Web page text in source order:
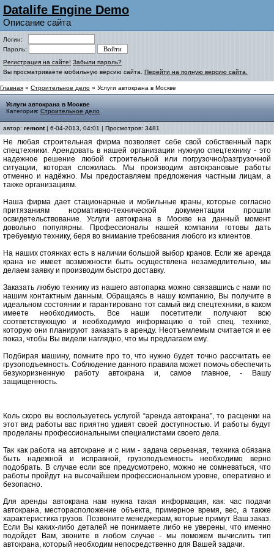
Datalife Engine Demo
Описание сайта
Логин:
Пароль:
Регистрация на сайте! Забыли пароль?
Вы просматриваете мобильную версию сайта. Перейти на полную версию сайта.
Главная » Строительное дело » Услуги автокрана в Москве
Услуги автокрана в Москве
Категория: Строительное дело
автор: remont| 6-04-2013, 04:01 | Просмотров: 3481
Не любая строительная фирма позволяет себе свой собственный парк
спецтехники. Арендовать в нашей организации нужную спецтехнику - это
надежное решение любой строительной или погрузочно/разгрузочной
ситуации, которая сложилась. Мы производим автокрановые работы
отменно и надёжно. Мы предоставляем предложения частным лицам, а
также организациям.
Наша фирма дает стационарные и мобильные краны, которые согласно
притязаниям нормативно-технической документации прошли
освидетельствование. Услуги автокрана в Москве на данный момент
довольно популярны. Профессионалы нашей компании готовы дать
требуемую технику, беря во внимание требования любого из клиентов.
На наших стоянках есть в наличии большой выбор кранов. Если же аренда
крана не имеет возможности быть осуществлена незамедлительно, мы
делаем заявку и производим быстро доставку.
Заказать любую технику из нашего автопарка можно связавшись с нами по
нашим контактным данным. Обращаясь в нашу компанию, Вы получите в
идеальном состоянии и гарантировано тот самый вид спецтехники, в каком
имеете необходимость. Все наши посетители получают всю
соответствующую и необходимую информацию о той спец. технике,
которую они планируют заказать в аренду. Неотъемлемым считается и ее
показ, чтобы Вы видели наглядно, что мы предлагаем ему.
Подбирая машину, помните про то, что нужно будет точно рассчитать ее
грузоподъемность. Соблюдение данного правила может помочь обеспечить
безукоризненную работу автокрана и, самое главное, - Вашу
защищенность.
Коль скоро вы воспользуетесь услугой “аренда автокрана", то расценки на
этот вид работы вас приятно удивят своей доступностью. И работы будут
проделаны профессиональными специалистами своего дела.
Так как работа на автокране и с ним - задача серьезная, техника обязана
быть надежной и исправной, грузоподъемность необходимо верно
подобрать. В случае если все предусмотрено, можно не сомневаться, что
работы пройдут на высочайшем профессиональном уровне, оперативно и
безопасно.
Для аренды автокрана нам нужна такая информация, как: час подачи
автокрана, месторасположение объекта, примерное время, вес, а также
характеристика грузов. Позвоните менеджерам, которые примут Ваш заказ.
Если Вы каких-либо деталей не понимаете либо не уверены, что именно
подойдет Вам, звоните в любом случае - мы поможем вычислить тип
автокрана, который необходим непосредственно для Вашей задачи.